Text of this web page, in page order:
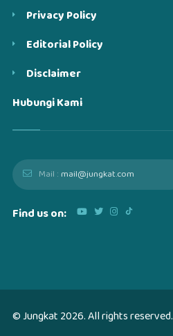
Privacy Policy
Editorial Policy
Disclaimer
Hubungi Kami
Mail :mail@jungkat.com
Find us on:
© Jungkat2026. All rights reserved.